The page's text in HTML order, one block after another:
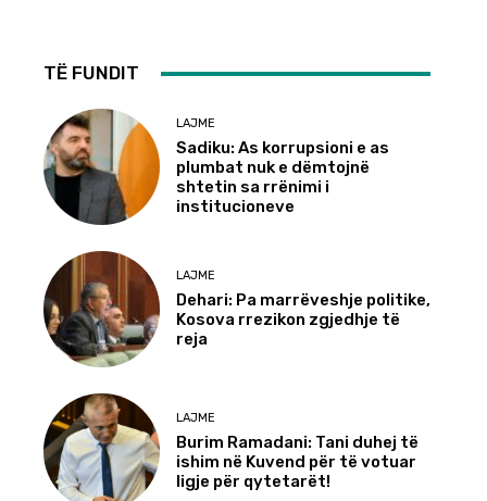
TË FUNDIT
LAJME
Sadiku: As korrupsioni e as
plumbat nuk e dëmtojnë
shtetin sa rrënimi i
institucioneve
LAJME
Dehari: Pa marrëveshje politike,
Kosova rrezikon zgjedhje të
reja
LAJME
Burim Ramadani: Tani duhej të
ishim në Kuvend për të votuar
ligje për qytetarët!